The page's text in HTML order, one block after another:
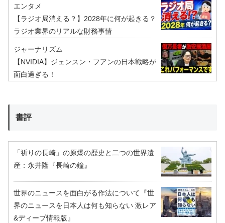
エンタメ
【ラジオ局消える？】2028年に何が起きる？
ラジオ業界のリアルな財務事情
ジャーナリズム
【NVIDIA】ジェンスン・フアンの日本戦略が
面白過ぎる！
書評
「祈りの長崎」の原爆の歴史と二つの世界遺
産：永井隆『長崎の鐘』
世界のニュースを面白がる作法について『世
界のニュースを日本人は何も知らない 激レア
&ディープ情報版』